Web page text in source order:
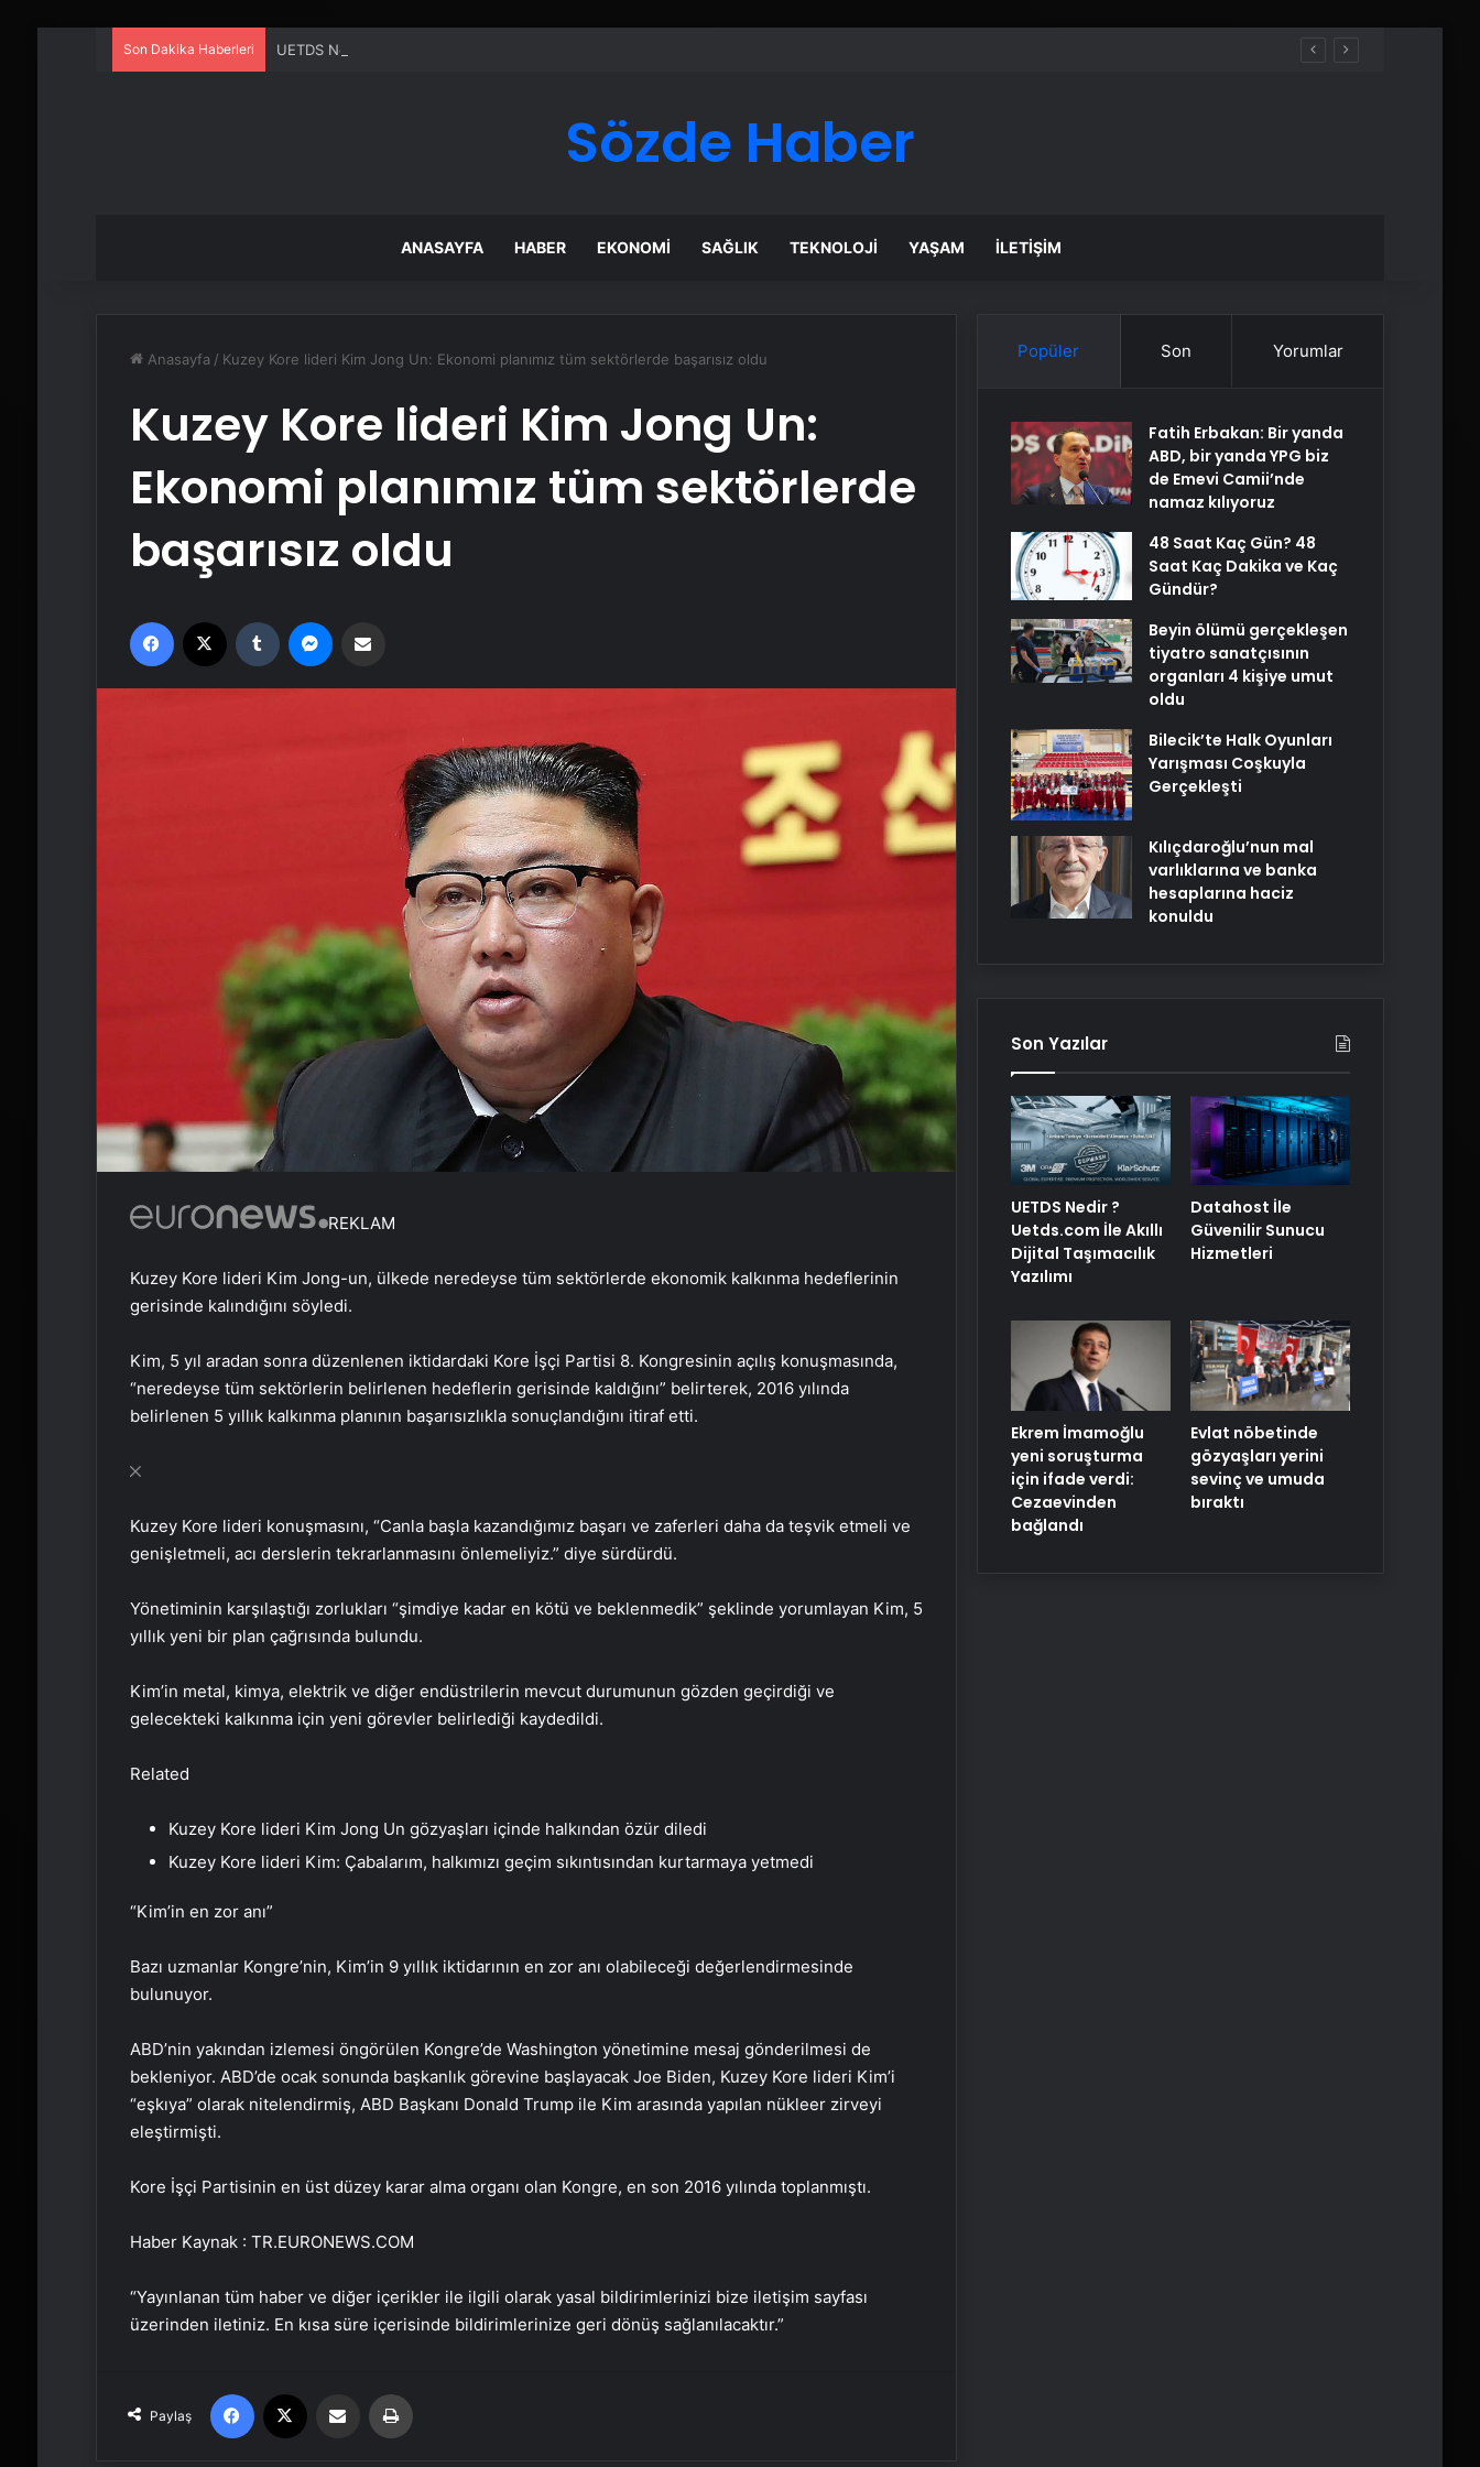
Son Dakika Haberleri UETDS Nedir ? Uetds.com İle Akıllı Dijital Taşımacılık Yazılımı
Sözde Haber
ANASAYFA HABER EKONOMI SAĞLIK TEKNOLOJI YAŞAM İLETIŞIM
Anasayfa / Kuzey Kore lideri Kim Jong Un: Ekonomi planımız tüm sektörlerde başarısız oldu
Kuzey Kore lideri Kim Jong Un:
Ekonomi planımız tüm sektörlerde
başarısız oldu
Facebook Tumblr
REKLAM
Kuzey Kore lideri Kim Jong-un, ülkede neredeyse tüm sektörlerde ekonomik kalkınma hedeflerinin
gerisinde kalındığını söyledi.
Kim, 5 yıl aradan sonra düzenlenen iktidardaki Kore İşçi Partisi 8. Kongresinin açılış konuşmasında,
“neredeyse tüm sektörlerin belirlenen hedeflerin gerisinde kaldığını” belirterek, 2016 yılında
belirlenen 5 yıllık kalkınma planının başarısızlıkla sonuçlandığını itiraf etti.
Kuzey Kore lideri konuşmasını, “Canla başla kazandığımız başarı ve zaferleri daha da teşvik etmeli ve
genişletmeli, acı derslerin tekrarlanmasını önlemeliyiz.” diye sürdürdü.
Yönetiminin karşılaştığı zorlukları “şimdiye kadar en kötü ve beklenmedik” şeklinde yorumlayan Kim, 5
yıllık yeni bir plan çağrısında bulundu.
Kim’in metal, kimya, elektrik ve diğer endüstrilerin mevcut durumunun gözden geçirdiği ve
gelecekteki kalkınma için yeni görevler belirlediği kaydedildi.
Related
Kuzey Kore lideri Kim Jong Un gözyaşları içinde halkından özür diledi
Kuzey Kore lideri Kim: Çabalarım, halkımızı geçim sıkıntısından kurtarmaya yetmedi
“Kim’in en zor anı”
Bazı uzmanlar Kongre’nin, Kim’in 9 yıllık iktidarının en zor anı olabileceği değerlendirmesinde
bulunuyor.
ABD’nin yakından izlemesi öngörülen Kongre’de Washington yönetimine mesaj gönderilmesi de
bekleniyor. ABD’de ocak sonunda başkanlık görevine başlayacak Joe Biden, Kuzey Kore lideri Kim’i
“eşkıya” olarak nitelendirmiş, ABD Başkanı Donald Trump ile Kim arasında yapılan nükleer zirveyi
eleştirmişti.
Kore İşçi Partisinin en üst düzey karar alma organı olan Kongre, en son 2016 yılında toplanmıştı.
Haber Kaynak : TR.EURONEWS.COM
“Yayınlanan tüm haber ve diğer içerikler ile ilgili olarak yasal bildirimlerinizi bize iletişim sayfası
üzerinden iletiniz. En kısa süre içerisinde bildirimlerinize geri dönüş sağlanılacaktır.”
Paylaş
Facebook Email'den paylaş
sonuç alacağız
Başkan Erdoğan, 3 ülkenin
Boğaziçi Üniversitesi’ndeki olaylarda
6 tutuklama
Popüler Son Yorumlar
Fatih Erbakan: Bir yanda
ABD, bir yanda YPG biz
de Emevi Camii’nde
namaz kılıyoruz
48 Saat Kaç Gün? 48
Saat Kaç Dakika ve Kaç
Gündür?
Beyin ölümü gerçekleşen
tiyatro sanatçısının
organları 4 kişiye umut
oldu
Bilecik’te Halk Oyunları
Yarışması Coşkuyla
Gerçekleşti
Kılıçdaroğlu’nun mal
varlıklarına ve banka
hesaplarına haciz
konuldu
Son Yazılar
UETDS Nedir ?
Uetds.com İle Akıllı
Dijital Taşımacılık
Yazılımı
Datahost İle
Güvenilir Sunucu
Hizmetleri
Ekrem İmamoğlu
yeni soruşturma
için ifade verdi:
Cezaevinden
bağlandı
Evlat nöbetinde
gözyaşları yerini
sevinç ve umuda
bıraktı